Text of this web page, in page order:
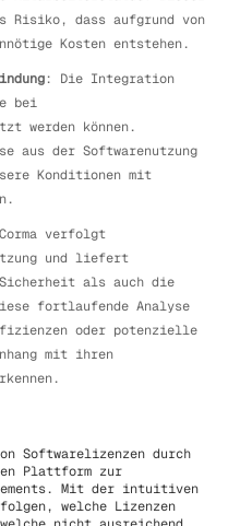
Risiko, dass aufgrund von
Kosten entstehen.
: Die Integration
bei
werden können.
aus der Softwarenutzung
Konditionen mit
verfolgt
und liefert
als auch die
fortlaufende Analyse
oder potenzielle
mit ihren
Softwarelizenzen durch
Plattform zur
Mit der intuitiven
welche Lizenzen